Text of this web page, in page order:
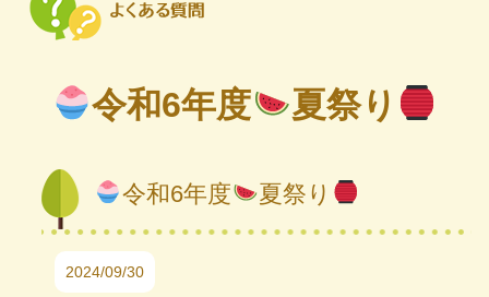
令和6年度 夏祭り
令和6年度 夏祭り
2024/09/30